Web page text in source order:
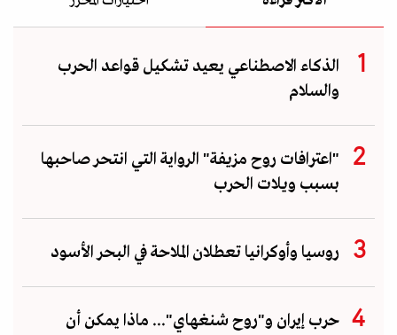
الذكاء الاصطناعي يعيد تشكيل قواعد الحرب
والسلام
"اعترافات روح مزيفة" الرواية التي انتحر صاحبها
بسبب ويلات الحرب
روسيا وأوكرانيا تعطلان الملاحة في البحر الأسود
حرب إيران و"روح شنغهاي"... ماذا يمكن أن